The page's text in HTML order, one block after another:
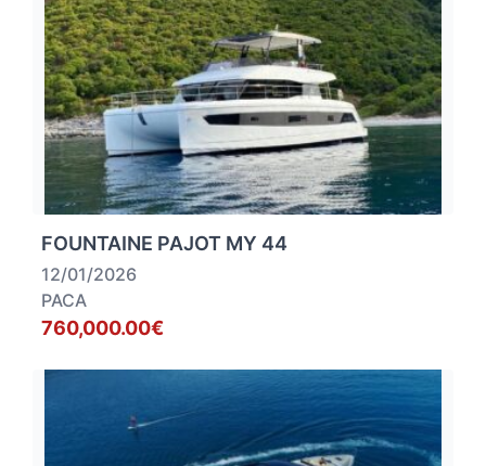
FOUNTAINE PAJOT MY 44
12/01/2026
PACA
760,000.00€